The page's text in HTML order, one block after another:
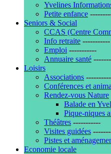
Yvelines
Petite enfance
Seniors & Social
CCAS (Centre
Info retraite -----------
Emploi -----------
Annuaire santé
Loisirs
Associations
Conférences et
Rendez-vous Nature
Balade en
Pique-niques
Théâtres -----------
Visites guidées
Pistes et
Economie locale